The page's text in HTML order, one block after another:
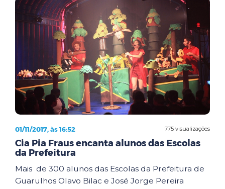
775 visualizações
01/11/2017, às 16:52
Cia Pia Fraus encanta alunos das Escolas
da Prefeitura
Mais de 300 alunos das Escolas da Prefeitura de
Guarulhos Olavo Bilac e José Jorge Pereira